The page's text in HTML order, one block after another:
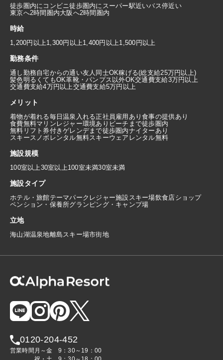
徒歩圏内にコンビニ徒歩圏内にスーパー駅近いバス停近い
東京へ2時間圏内大阪へ2時間圏内
時給
1,200円以上1,300円以上1,400円以上1,500円以上
勤務条件
通し勤務自宅からの通い友人同士OK稼げる(総支給25万円以上)
髪色明るくてもOK革靴・パンプス以外OK交通費支給3万円以上
交通費支給4万円以上交通費支給5万円以上
メリット
着物が着れる毎日温泉入れる正社員雇用あり食事の提供あり
食費無料マリンレジャー環境あり ビーチまで徒歩圏内
無料リフト券付きゲレンデまで徒歩圏内ナイターあり
スキースノボレンタル無料スキーウェアレンタル無料
施設規模
100室以上30室以上100室未満30室未満
施設タイプ
ホテル・旅館テーマパーク レジャー施設 スキー場飲食店ショップ
ペンション・保養所グランピング・キャンプ場
立地
海山湖温泉地離島 スキー場市街地
0120-204-452
営業時間 月～金
9：30～19：00